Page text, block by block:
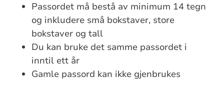
Passordet må bestå av minimum 14 tegn
og inkludere små bokstaver, store
bokstaver og tall
Du kan bruke det samme passordet i
inntil ett år
Gamle passord kan ikke gjenbrukes